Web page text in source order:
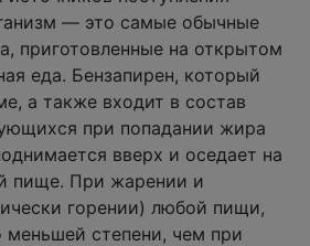
— это самые обычные
приготовленные на открытом
еда. Бензапирен, который
а также входит в состав
при попадании жира
вверх и оседает на
пище. При жарении и
горении) любой пищи,
меньшей степени, чем при